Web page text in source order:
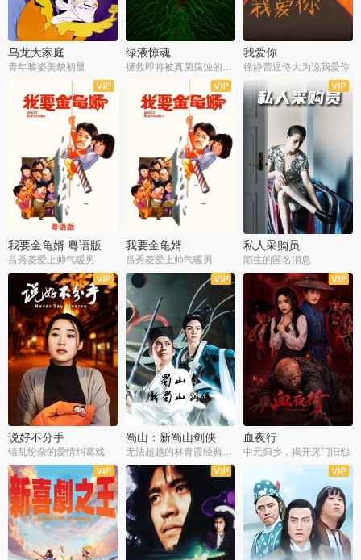
乌龙大家庭
青年黎姿美貌初显
绿液惊魂
拯救即将被真菌腐蚀的世界
我爱你
徐静蕾逼佟大为说我爱你
我要金龟婿 粤语版
吕秀菱爱上帅气暖男
我要金龟婿
吕秀菱爱上帅气暖男
私人采购员
陌生的匿名消息
说好不分手
错乱纷杂的爱情纠葛戏
蜀山：新蜀山剑侠
无法超越的林青霞经典角色
血夜行
中元归乡，揭开灭门旧怨